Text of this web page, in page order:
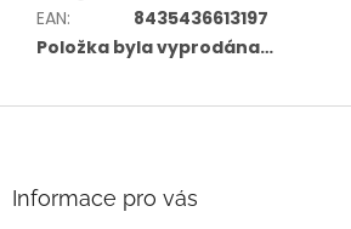
EAN:
8435436613197
Položka byla vyprodána…
Informace pro vás